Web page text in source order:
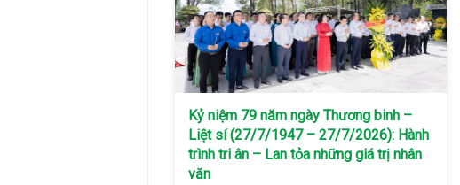
Kỷ niệm 79 năm ngày Thương binh –
Liệt sí (27/7/1947 – 27/7/2026): Hành
trình tri ân – Lan tỏa những giá trị nhân
văn